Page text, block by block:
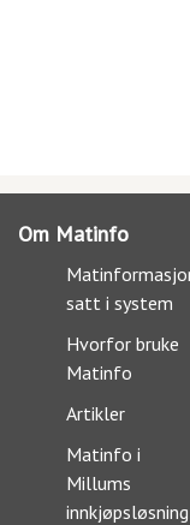
Om Matinfo
satt i system
Hvorfor bruke
Matinfo
Artikler
Matinfo i
Millums
innkjøpsløsning